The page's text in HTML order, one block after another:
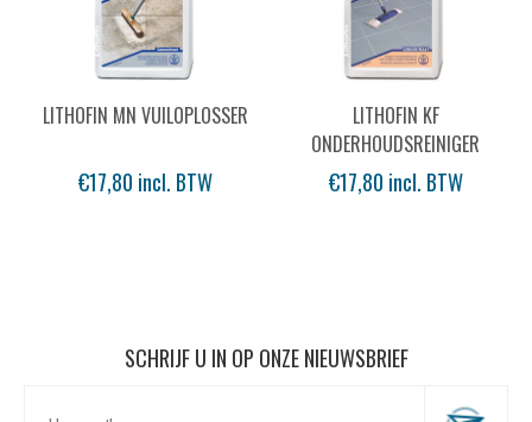
LITHOFIN MN VUILOPLOSSER
€17,80 incl. BTW
LITHOFIN KF
ONDERHOUDSREINIGER
€17,80 incl. BTW
SCHRIJF U IN OP ONZE NIEUWSBRIEF